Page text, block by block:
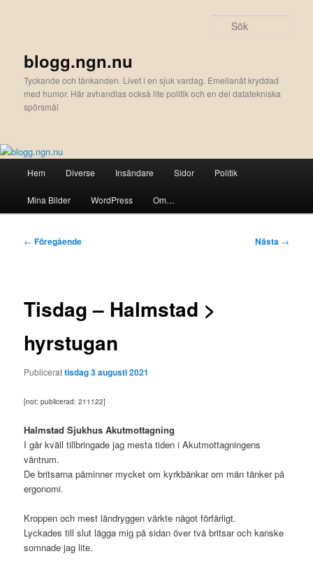
blogg.ngn.nu
Tyckande och tänkanden. Livet i en sjuk vardag. Emellanåt kryddad
med humor. Här avhandlas också lite politik och en del datatekniska
spörsmål
Hem Diverse Insändare Sidor Politik
Mina Bilder WordPress Om…
Inläggsnavigering
← Föregående Nästa →
Tisdag – Halmstad >
hyrstugan
Publicerattisdag 3 augusti 2021
[not: publicerad: 211122]
Halmstad Sjukhus Akutmottagning
I går kväll tillbringade jag mesta tiden i Akutmottagningens
väntrum.
De britsarna påminner mycket om kyrkbänkar om män tänker på
ergonomi.
Kroppen och mest ländryggen värkte något förfärligt.
Lyckades till slut lägga mig på sidan över två britsar och kanske
somnade jag lite.